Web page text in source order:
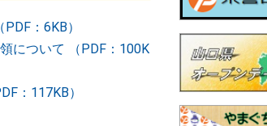
：6KB）
について （PDF：100K
：117KB）